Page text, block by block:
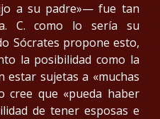
a su padre»— fue tan
C. como lo sería su
Sócrates propone esto,
la posibilidad como la
estar sujetas a «muchas
cree que «pueda haber
de tener esposas e